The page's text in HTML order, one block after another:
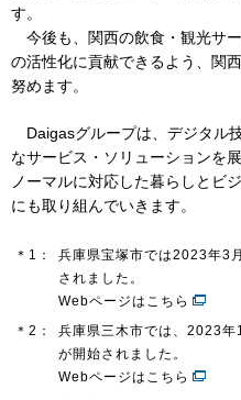
お問い合わ
す。
今後も、関西の飲食・観光サ
の活性化に貢献できるよう、関
努めます。
Daigasグループは、デジタル
なサービス・ソリューションを
ノーマルに対応した暮らしとビ
にも取り組んでいきます。
＊1：
兵庫県宝塚市では2023年3
されました。
Webページはこちら
＊2：
兵庫県三木市では、2023年
が開始されました。
Webページはこちら